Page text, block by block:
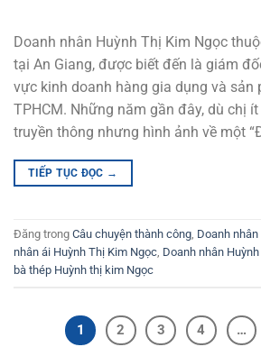
Doanh nhân Huỳnh Thị Kim Ngọc
tại An Giang, được biết đến là giám
vực kinh doanh hàng gia dụng và sản
TPHCM. Những năm gần đây, dù chị
truyền thông nhưng hình ảnh về một
TIẾP TỤC ĐỌC →
Đăng trong Câu chuyện thành công, Doanh nhân
nhân ái Huỳnh Thị Kim Ngọc, Doanh nhân
bà thép Huỳnh thị kim Ngọc
1 2 3 4 …